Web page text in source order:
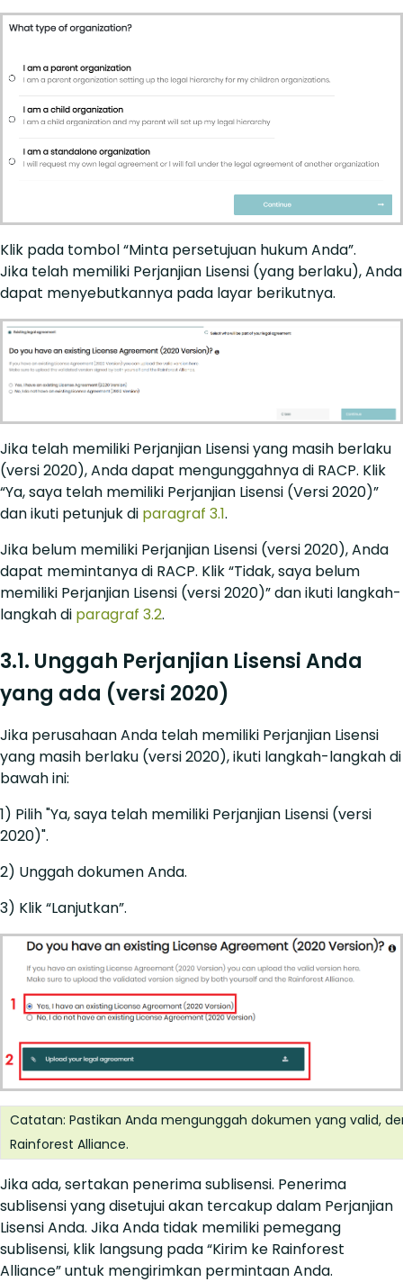
Klik pada tombol “Minta persetujuan hukum Anda”.
Jika telah memiliki Perjanjian Lisensi (yang berlaku), Anda
dapat menyebutkannya pada layar berikutnya.
Jika telah memiliki Perjanjian Lisensi yang masih berlaku
(versi 2020), Anda dapat mengunggahnya di RACP. Klik
“Ya, saya telah memiliki Perjanjian Lisensi (Versi 2020)”
dan ikuti petunjuk di paragraf 3.1.
Jika belum memiliki Perjanjian Lisensi (versi 2020), Anda
dapat memintanya di RACP. Klik “Tidak, saya belum
memiliki Perjanjian Lisensi (versi 2020)” dan ikuti langkah-
langkah di paragraf 3.2.
3.1. Unggah Perjanjian Lisensi Anda
yang ada (versi 2020)
Jika perusahaan Anda telah memiliki Perjanjian Lisensi
yang masih berlaku (versi 2020), ikuti langkah-langkah di
bawah ini:
1) Pilih "Ya, saya telah memiliki Perjanjian Lisensi (versi
2020)".
2) Unggah dokumen Anda.
3) Klik “Lanjutkan”.
Catatan: Pastikan Anda mengunggah dokumen yang valid,
Rainforest Alliance.
Jika ada, sertakan penerima sublisensi. Penerima
sublisensi yang disetujui akan tercakup dalam Perjanjian
Lisensi Anda. Jika Anda tidak memiliki pemegang
sublisensi, klik langsung pada “Kirim ke Rainforest
Alliance” untuk mengirimkan permintaan Anda.